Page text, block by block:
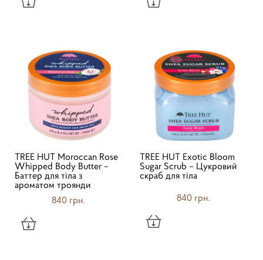
TREE HUT Moroccan Rose
Whipped Body Butter –
Баттер для тіла з
ароматом троянди
840 грн.
TREE HUT Exotic Bloom
Sugar Scrub – Цукровий
скраб для тіла
840 грн.